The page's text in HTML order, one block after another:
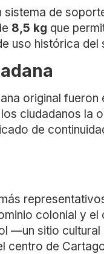
sistema de
8,5 kg que
uso histórica del
original fueron
ciudadanos la
de
colonial y el
—un sitio cultural
centro de